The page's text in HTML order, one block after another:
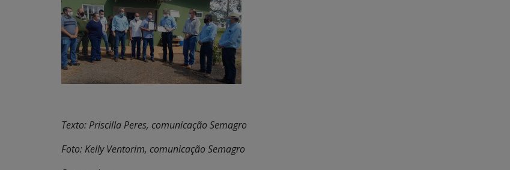
Texto: Priscilla Peres, comunicação Semagro
Foto: Kelly Ventorim, comunicação Semagro